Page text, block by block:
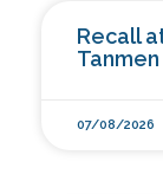
Recall
07/08/2026